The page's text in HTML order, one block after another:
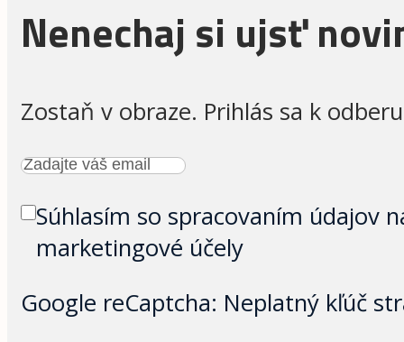
Nenechaj si ujsť
Zostaň v obraze. Prihlás sa k
Súhlasím so spracovaním údajov
marketingové účely
Google reCaptcha: Neplatný kľúč